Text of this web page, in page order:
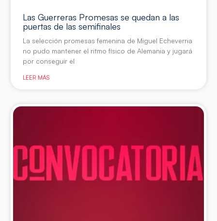
Las Guerreras Promesas se quedan a las
puertas de las semifinales
La selección promesas femenina de Miguel Echeverria
no pudo mantener el ritmo físico de Alemania y jugará
por conseguir el
LEER MÁS